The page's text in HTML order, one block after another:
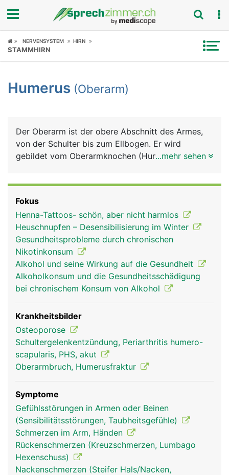
Fokus
Symptome
News
Rubriken
NERVENSYSTEM HIRN
STAMMHIRN
Humerus (Oberarm)
Der Oberarm ist der obere Abschnitt des Armes,
von der Schulter bis zum Ellbogen. Er wird
gebildet vom Oberarmknochen (Humerus), der von
Unterarm. Die wichtigsten sind der Bizeps auf der
Vorderseite und der Trizeps auf der Hinterseite,
die den Unterarm beugen und strecken.
Humerus Frau Humerus Mann
...mehr sehen
Fokus
Henna-Tattoos- schön, aber nicht harmlos
Heuschnupfen – Desensibilisierung im Winter
Gesundheitsprobleme durch chronischen
Nikotinkonsum
Alkohol und seine Wirkung auf die Gesundheit
Alkoholkonsum und die Gesundheitsschädigung
bei chronischem Konsum von Alkohol
Krankheitsbilder
Osteoporose
Schultergelenkentzündung, Periarthritis humero-
scapularis, PHS, akut
Oberarmbruch, Humerusfraktur
Symptome
Gefühlsstörungen in Armen oder Beinen
(Sensibilitätsstörungen, Taubheitsgefühle)
Schmerzen im Arm, Händen
Rückenschmerzen (Kreuzschmerzen, Lumbago
Hexenschuss)
Nackenschmerzen (Steifer Hals/Nacken,